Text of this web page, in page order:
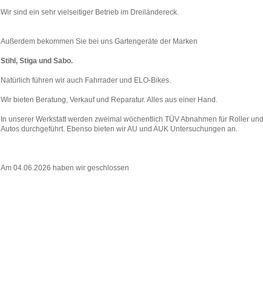
Wir sind ein sehr vielseitiger Betrieb im Dreiländereck.
Außerdem bekommen Sie bei uns Gartengeräte der Marken
Stihl, Stiga und Sabo.
Natürlich führen wir auch Fahrrader und ELO-Bikes.
Wir bieten Beratung, Verkauf und Reparatur. Alles aus einer Hand.
In unserer Werkstatt werden zweimal wöchentlich TÜV Abnahmen für Roller und
Autos durchgeführt. Ebenso bieten wir AU und AUK Untersuchungen an.
Am 04.06.2026 haben wir geschlossen